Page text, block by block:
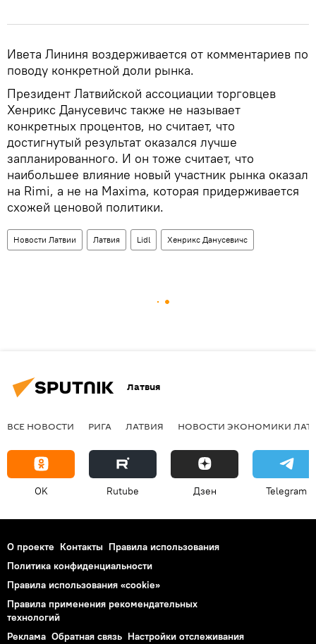
Ивета Лининя воздерживается от комментариев по
поводу конкретной доли рынка.
Президент Латвийской ассоциации торговцев
Хенрикс Данусевичс также не называет
конкретных процентов, но считает, что
достигнутый результат оказался лучше
запланированного. И он тоже считает, что
наибольшее влияние новый участник рынка оказал
на Rimi, а не на Maxima, которая придерживается
схожей ценовой политики.
Новости Латвии Латвия Lidl Хенрикс Данусевичс
Латвия
ВСЕ НОВОСТИ РИГА ЛАТВИЯ НОВОСТИ ЭКОНОМИКИ
OK Rutube Дзен Telegram
О проекте Контакты Правила использования
Политика конфиденциальности
Правила использования «cookie»
Правила применения рекомендательных
технологий
Реклама Обратная связь Настройки отслеживания